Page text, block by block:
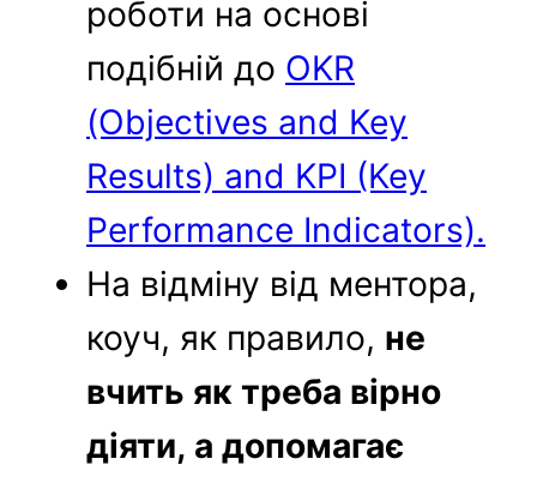
роботи на основі
подібній до OKR
(Objectives and Key
Results) and KPI (Key
Performance Indicators).
На відміну від ментора,
коуч, як правило, не
вчить як треба вірно
діяти, а допомагає